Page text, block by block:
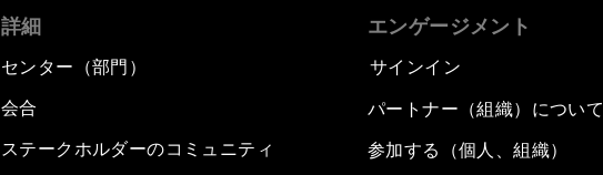
詳細
センター（部門）
会合
ステークホルダーのコミュニティ
エンゲージメント
サインイン
パートナー（組織）につい
参加する（個人、組織）